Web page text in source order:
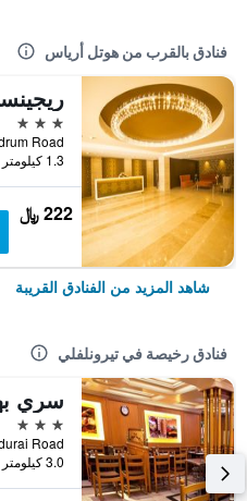
فنادق بالقرب من هوتل أرياس
3 نجوم
1.3 كيلومتر عن وسط المدينة
222 ﷼
شاهد المزيد من الفنادق القريبة
فنادق رخيصة في تيرونلفلي
3 نجوم
3.0 كيلومتر عن وسط المدينة